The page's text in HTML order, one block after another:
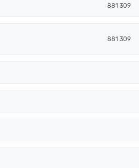
881 309
881 309